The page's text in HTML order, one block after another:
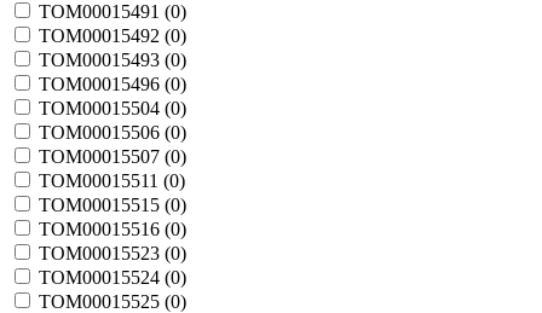
TOM00015491 (0)
TOM00015492 (0)
TOM00015493 (0)
TOM00015496 (0)
TOM00015504 (0)
TOM00015506 (0)
TOM00015507 (0)
TOM00015511 (0)
TOM00015515 (0)
TOM00015516 (0)
TOM00015523 (0)
TOM00015524 (0)
TOM00015525 (0)